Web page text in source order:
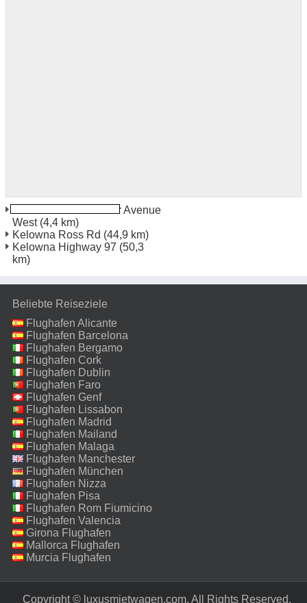
Penticton Westminster Avenue
West(4,4 km)
Kelowna Ross Rd (44,9 km)
Kelowna Highway 97 (50,3
km)
Beliebte Reiseziele
Flughafen Alicante
Flughafen Barcelona
Flughafen Bergamo
Flughafen Cork
Flughafen Dublin
Flughafen Faro
Flughafen Genf
Flughafen Lissabon
Flughafen Madrid
Flughafen Mailand
Malpensa
Flughafen Malaga
Flughafen Manchester
Flughafen München
Flughafen Nizza
Flughafen Pisa
Flughafen Rom Fiumicino
Flughafen Valencia
Girona Flughafen
Mallorca Flughafen
Murcia Flughafen
Copyright © luxusmietwagen.com. All Rights Reserved.‎